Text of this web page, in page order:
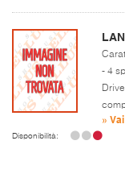
- 4
»
Disponibilità: